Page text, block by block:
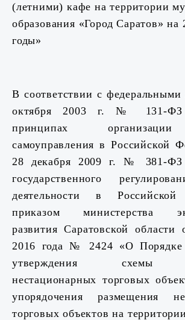
(летними) кафе на территории
образования «Город Саратов» на
годы»
В соответствии с
октября 2003 г. № 131-ФЗ
принципах
самоуправления в Российской
28 декабря 2009 г. № 381-ФЗ
государственного
деятельности в Российской
приказом министерства
развития Саратовской области
2016 года № 2424 «О Порядке
утверждения схемы
нестационарных торговых
упорядочения размещения
торговых объектов на